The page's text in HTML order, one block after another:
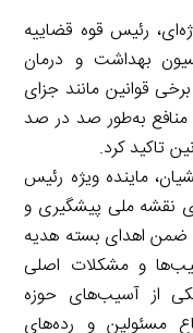
رئیس قوه قضاییه
بهداشت و درمان
قوانین مانند جزای
منافع به‌طور صد در صد
تاکید کرد.
ماینده ویژه رئیس
نقشه ملی پیشگیری و
ضمن اهدای بسته هدیه
و مشکلات اصلی
از آسیب‌های حوزه
مسئولین و رده‌های